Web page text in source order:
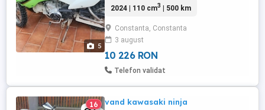
5
estbike folosita foarte putin. Pretabila
2024 | 110 cm3 | 500 km
Constanta, Constanta
3 august
10 226 RON
Telefon validat
16 vand kawasaki ninja